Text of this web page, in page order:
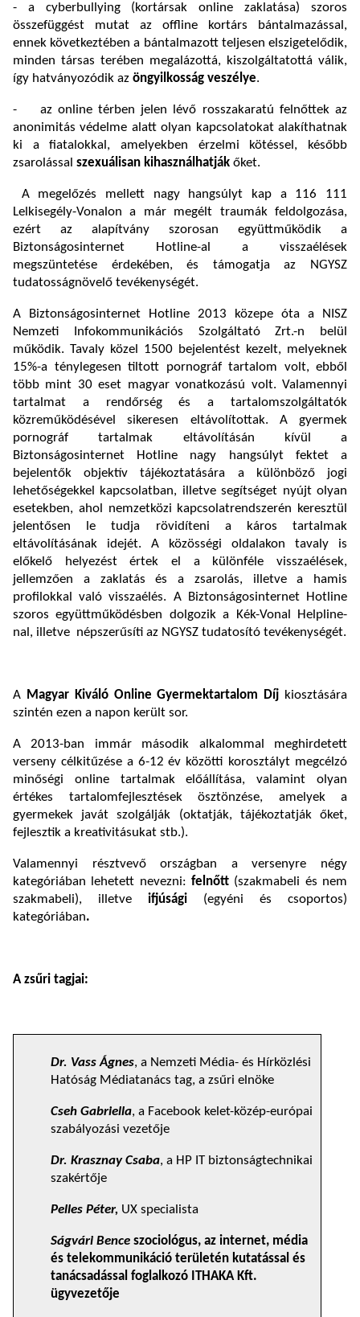
- a cyberbullying (kortársak online zaklatása) szoros
összefüggést mutat az offline kortárs bántalmazással,
ennek következtében a bántalmazott teljesen elszigetelődik,
minden társas terében megalázottá, kiszolgáltatottá válik,
így hatványozódik az öngyilkosság veszélye.
- az online térben jelen lévő rosszakaratú felnőttek az
anonimitás védelme alatt olyan kapcsolatokat alakíthatnak
ki a fiatalokkal, amelyekben érzelmi kötéssel, később
zsarolással szexuálisan kihasználhatják őket.
A megelőzés mellett nagy hangsúlyt kap a 116 111
Lelkisegély-Vonalon a már megélt traumák feldolgozása,
ezért az alapítvány szorosan együttműködik a
Biztonságosinternet Hotline-al a visszaélések
megszüntetése érdekében, és támogatja az NGYSZ
tudatosságnövelő tevékenységét.
A Biztonságosinternet Hotline 2013 közepe óta a NISZ
Nemzeti Infokommunikációs Szolgáltató Zrt.-n belül
működik. Tavaly közel 1500 bejelentést kezelt, melyeknek
15%-a ténylegesen tiltott pornográf tartalom volt, ebből
több mint 30 eset magyar vonatkozású volt. Valamennyi
tartalmat a rendőrség és a tartalomszolgáltatók
közreműködésével sikeresen eltávolítottak. A gyermek
pornográf tartalmak eltávolításán kívül a
Biztonságosinternet Hotline nagy hangsúlyt fektet a
bejelentők objektív tájékoztatására a különböző jogi
lehetőségekkel kapcsolatban, illetve segítséget nyújt olyan
esetekben, ahol nemzetközi kapcsolatrendszerén keresztül
jelentősen le tudja rövidíteni a káros tartalmak
eltávolításának idejét. A közösségi oldalakon tavaly is
előkelő helyezést értek el a különféle visszaélések,
jellemzően a zaklatás és a zsarolás, illetve a hamis
profilokkal való visszaélés. A Biztonságosinternet Hotline
szoros együttműködésben dolgozik a Kék-Vonal Helpline-
nal, illetve népszerűsíti az NGYSZ tudatosító tevékenységét.
A Magyar Kiváló Online Gyermektartalom Díj kiosztására
szintén ezen a napon került sor.
A 2013-ban immár második alkalommal meghirdetett
verseny célkitűzése a 6-12 év közötti korosztályt megcélzó
minőségi online tartalmak előállítása, valamint olyan
értékes tartalomfejlesztések ösztönzése, amelyek a
gyermekek javát szolgálják (oktatják, tájékoztatják őket,
fejlesztik a kreativitásukat stb.).
Valamennyi résztvevő országban a versenyre négy
kategóriában lehetett nevezni: felnőtt (szakmabeli és nem
szakmabeli), illetve ifjúsági (egyéni és csoportos)
kategóriában.
A zsűri tagjai:
Dr. Vass Ágnes, a Nemzeti Média- és Hírközlési
Hatóság Médiatanács tag, a zsűri elnöke
Cseh Gabriella, a Facebook kelet-közép-európai
szabályozási vezetője
Dr. Krasznay Csaba, a HP IT biztonságtechnikai
szakértője
Pelles Péter, UX specialista
Ságvári Bence szociológus, az internet, média
és telekommunikáció területén kutatással és
tanácsadással foglalkozó ITHAKA Kft.
ügyvezetője